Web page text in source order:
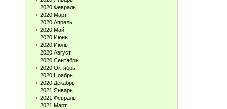
2020 Февраль
2020 Март
2020 Апрель
2020 Май
2020 Июнь
2020 Июль
2020 Август
2020 Сентябрь
2020 Октябрь
2020 Ноябрь
2020 Декабрь
2021 Январь
2021 Февраль
2021 Март